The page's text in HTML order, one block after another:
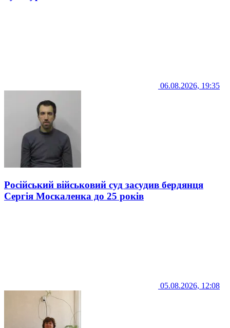
06.08.2026, 19:35
Російський військовий суд засудив бердянця
Сергія Москаленка до 25 років
05.08.2026, 12:08